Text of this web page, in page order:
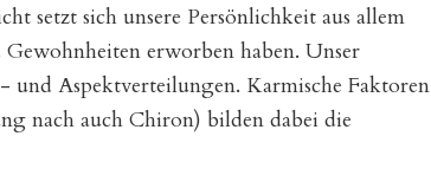
setzt sich unsere Persönlichkeit aus allem
erworben haben. Unser
Aspektverteilungen. Karmische Faktoren
nach auch Chiron) bilden dabei die